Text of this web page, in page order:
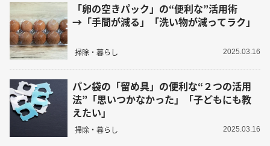
「卵の空きパック」の“便利な”活用術
→「手間が減る」「洗い物が減ってラク」
掃除・暮らし 2025.03.16
パン袋の「留め具」の便利な“２つの活用
法”「思いつかなかった」「子どもにも教
えたい」
掃除・暮らし 2025.03.16